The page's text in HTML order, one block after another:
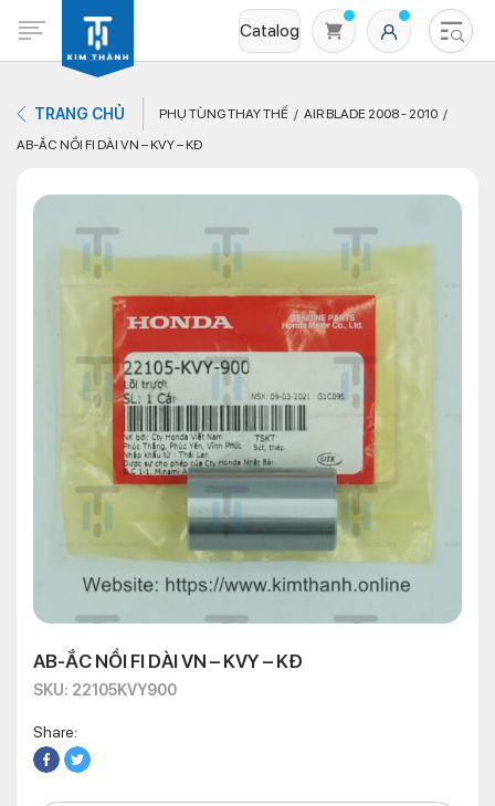
Catalog
Không có sản phẩm nào trong giỏ hàng
TRANG CHỦ PHỤ TÙNG THAY THẾ
AIR BLADE 2008 - 2010
AB-ẮC NỒI FI DÀI VN – KVY – KĐ
AB-ẮC NỒI FI DÀI VN – KVY – KĐ
SKU: 22105KVY900
Share: